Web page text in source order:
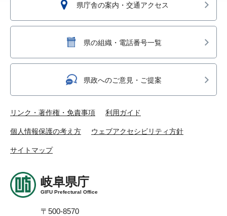
県庁舎の案内・交通アクセス
県の組織・電話番号一覧
県政へのご意見・ご提案
リンク・著作権・免責事項 利用ガイド
個人情報保護の考え方 ウェブアクセシビリティ方針
サイトマップ
岐阜県庁
GIFU Prefectural Office
〒500-8570